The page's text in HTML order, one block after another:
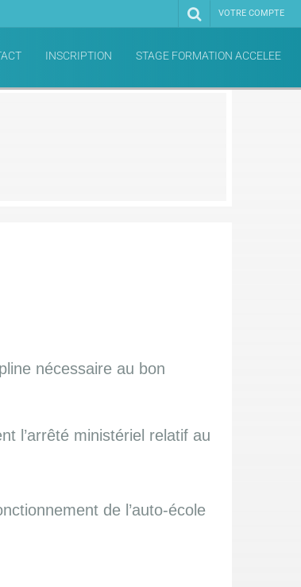
INSCRIPTION STAGE FORMATION ACCELEE
VOTRE COMPTE
nécessaire au bon
l’arrêté ministériel relatif au
de l’auto-école